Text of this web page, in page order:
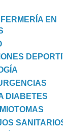
EN
DIABETES